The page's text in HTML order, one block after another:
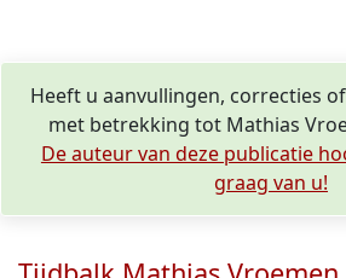
Heeft u aanvullingen, correcties
met betrekking tot Mathias
De auteur van deze publicatie
graag van u!